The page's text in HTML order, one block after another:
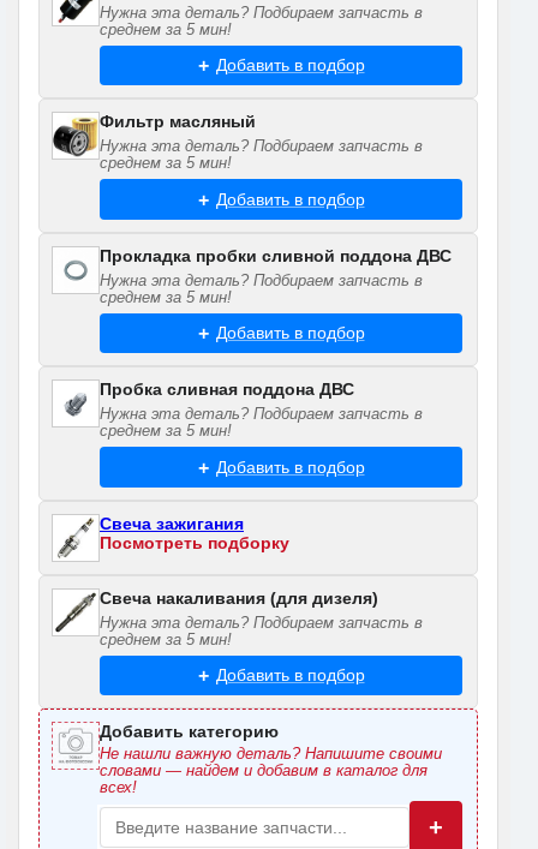
Нужна эта деталь? Подбираем запчасть в
среднем за 5 мин!
Добавить в подбор
Фильтр масляный
Нужна эта деталь? Подбираем запчасть в
среднем за 5 мин!
Добавить в подбор
Прокладка пробки сливной поддона ДВС
Нужна эта деталь? Подбираем запчасть в
среднем за 5 мин!
Добавить в подбор
Пробка сливная поддона ДВС
Нужна эта деталь? Подбираем запчасть в
среднем за 5 мин!
Добавить в подбор
Свеча зажигания
Посмотреть подборку
Свеча накаливания (для дизеля)
Нужна эта деталь? Подбираем запчасть в
среднем за 5 мин!
Добавить в подбор
Добавить категорию
Не нашли важную деталь? Напишите своими
словами — найдем и добавим в каталог для
всех!
+